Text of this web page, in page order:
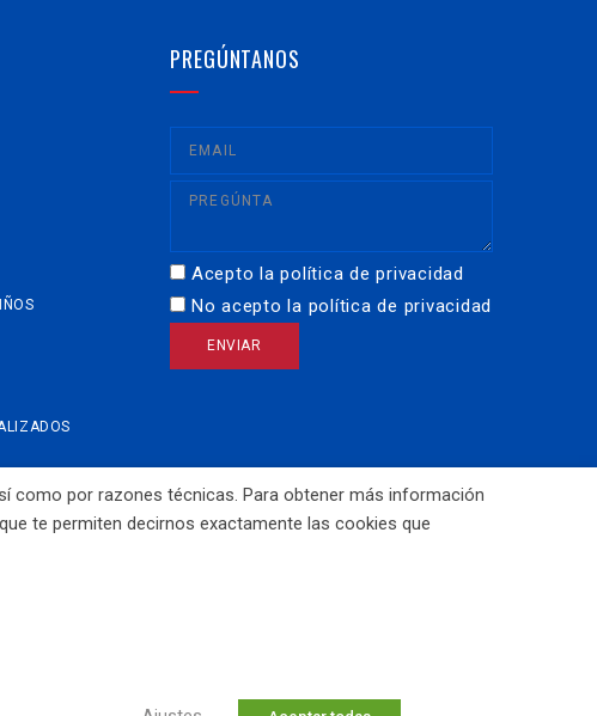
PREGÚNTANOS
Acepto la política de privacidad
No acepto la política de privacidad
como por razones técnicas. Para obtener más información
te permiten decirnos exactamente las cookies que